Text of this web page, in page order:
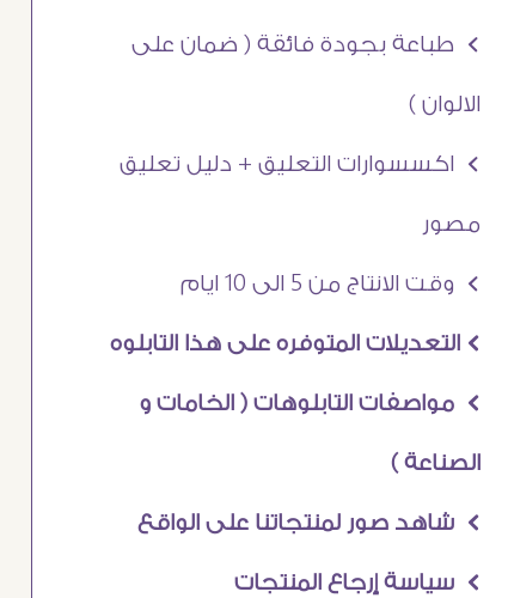
Ö طباعة بجودة فائقة ( ضمان على
الالوان )
Ö اكسسوارات التعليق + دليل تعليق
مصور
Ö وقت الانتاج من 5 الى 10 ايام
Ö التعديلات المتوفره على هذا التابلوه
Ö مواصفات التابلوهات ( الخامات و
الصناعة )
Ö شاهد صور لمنتجاتنا على الواقع
Ö سياسة إرجاع المنتجات